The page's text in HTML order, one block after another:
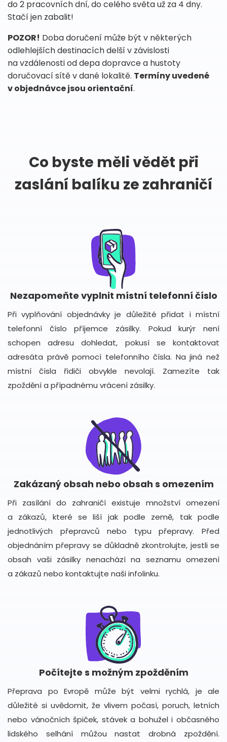
do 2 pracovních dní, do celého světa už za 4 dny.
Stačí jen zabalit!
POZOR! Doba doručení může být v některých
odlehlejších destinacích delší v závislosti
na vzdálenosti od depa dopravce a hustoty
doručovací sítě v dané lokalitě. Termíny uvedené
v objednávce jsou orientační.
Co byste měli vědět při
zaslání balíku ze zahraničí
Nezapomeňte vyplnit místní telefonní číslo
Při vyplňování objednávky je důležité přidat i místní
telefonní číslo příjemce zásilky. Pokud kurýr není
schopen adresu dohledat, pokusí se kontaktovat
adresáta právě pomocí telefonního čísla. Na jiná než
místní čísla řidiči obvykle nevolají. Zamezíte tak
zpoždění a případnému vrácení zásilky.
Zakázaný obsah nebo obsah s omezením
Při zasílání do zahraničí existuje množství omezení
a zákazů, které se liší jak podle země, tak podle
jednotlivých přepravců nebo typu přepravy. Před
objednáním přepravy se důkladně zkontrolujte, jestli se
obsah vaši zásilky nenachází na seznamu omezení
a zákazů nebo kontaktujte naši infolinku.
Počítejte s možným zpožděním
Přeprava po Evropě může být velmi rychlá, je ale
důležité si uvědomit, že vlivem počasí, poruch, letních
nebo vánočních špiček, stávek a bohužel i občasného
lidského selhání můžou nastat drobná zpoždění.